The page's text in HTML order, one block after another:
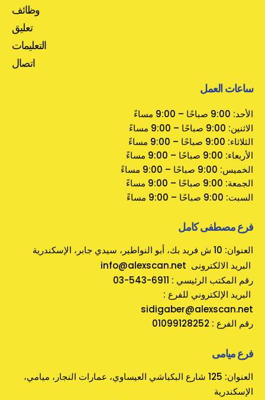
وظائف
تعليق
التعليمات
اتصال
ساعات العمل
الأحد: 9:00 صباحًا – 9:00 مساءً
الاثنين: 9:00 صباحًا – 9:00 مساءً
الثلاثاء: 9:00 صباحًا – 9:00 مساءً
الأربعاء: 9:00 صباحًا – 9:00 مساءً
الخميس: 9:00 صباحًا – 9:00 مساءً
الجمعة: 9:00 صباحًا – 9:00 مساءً
السبت: 9:00 صباحًا – 9:00 مساءً
فرع مصطفى كامل
العنوان: 10 ش فريد بك، أبو النواطير، سيدي جابر، الإسكندرية
رقم المكتب الرئيسي : 6911-543-03
sidigaber@alexscan.net
رقم الفرع : 01099128252
فرع ميامى
العنوان: 125 شارع البكباشي العيساوي، عمارات النجار، ميامي،
الإسكندرية